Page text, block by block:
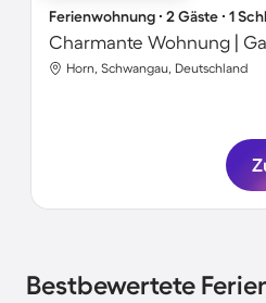
Ferienwohnung ∙ 2 Gäste ∙ 1
Charmante Wohnung |
Horn, Schwangau, Deutschland
Bestbewertete